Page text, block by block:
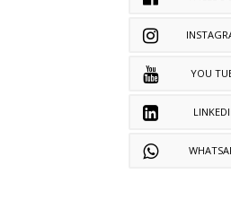
YOU